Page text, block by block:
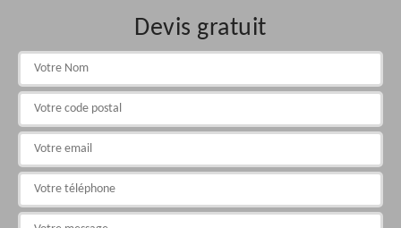
Devis gratuit